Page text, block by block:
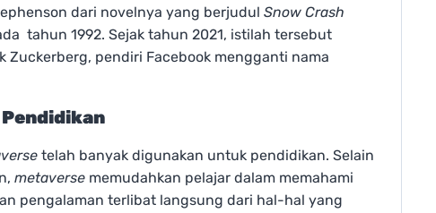
dari novelnya yang berjudul Snow Crash
tahun 1992. Sejak tahun 2021, istilah tersebut
Zuckerberg, pendiri Facebook mengganti nama
telah banyak digunakan untuk pendidikan. Selain
metaverse memudahkan pelajar dalam memahami
pengalaman terlibat langsung dari hal-hal yang